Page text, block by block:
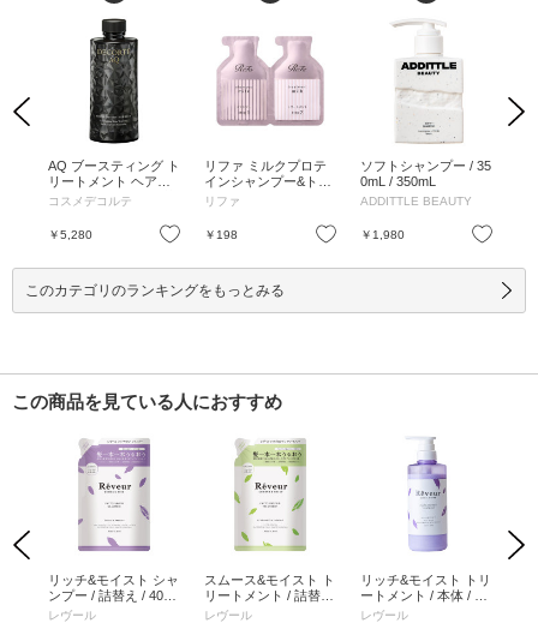
Previous
お気に入り
AQ ブースティング ト
リートメント ヘアセ
ラム / 200mL / 付け替
コスメデコルテ
￥5,280 お気に入り
リファ ミルクプロテ
インシャンプー&トリ
ートメント ピンク /
パウチ / ピンク / 10m
リファ
￥198 お気に入り
ソフトシャンプー / 35
0mL / 350mL
ADDITTLE BEAUTY
￥1,980
Next
このカテゴリのランキングをもっとみる
この商品を見ている人におすすめ
Previous
リッチ&モイスト シャ
ンプー / 詰替え / 400
mL
レヴール
スムース&モイスト ト
リートメント / 詰替え
/ 400mL
レヴール
リッチ&モイスト トリ
ートメント / 本体 / 50
0mL
レヴール
Next